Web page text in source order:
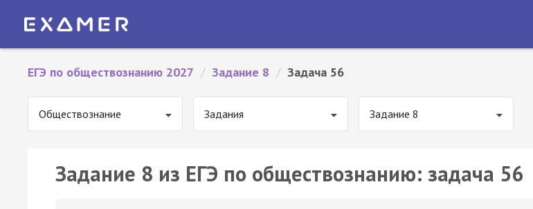
ЕГЭ по обществознанию 2027 / Задание 8 / Задача 56
Обществознание Задания Задание 8
Задание 8 из ЕГЭ по обществознанию: задача 56